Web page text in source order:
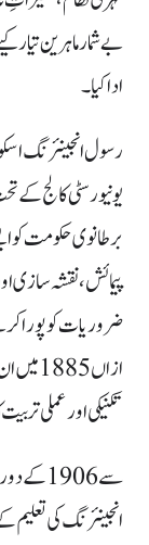
بے شمار ماہرین
ادا کیا۔
یونیورسٹی کالج
برطانوی حکومت کو
پیمائش، نقشہ سازی
ضروریات کو پورا
ازاں
تکنیکی اور عملی
انجینئرنگ کی تعلیم